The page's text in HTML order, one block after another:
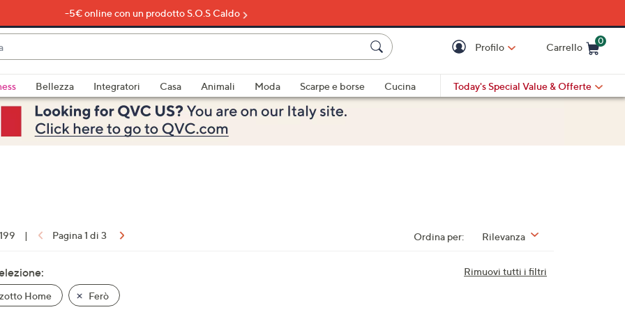
-5€ online con un prodotto S.O.S Caldo
Profilo Carrello
0
Bellezza Integratori Casa Animali Moda Scarpe e borse
Cucina
Today's Special Value & Offerte
| Pagina 1 di 3 Ordina per: Rilevanza
Rimuovi tutti i filtri
Home Ferò